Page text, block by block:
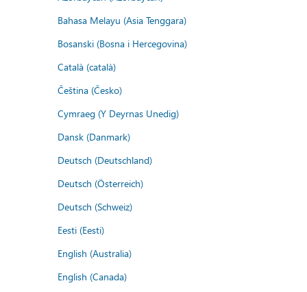
Bahasa Melayu (Asia Tenggara)
Bosanski (Bosna i Hercegovina)
Català (català)
Čeština (Česko)
Cymraeg (Y Deyrnas Unedig)
Dansk (Danmark)
Deutsch (Deutschland)
Deutsch (Österreich)
Deutsch (Schweiz)
Eesti (Eesti)
English (Australia)
English (Canada)